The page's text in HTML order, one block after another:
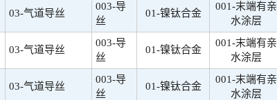
03-气道导丝
003-导
丝
01-镍钛合金
001-末端有亲
水涂层
03-气道导丝
003-导
丝
01-镍钛合金
001-末端有亲
水涂层
03-气道导丝
003-导
丝
01-镍钛合金
001-末端有亲
水涂层